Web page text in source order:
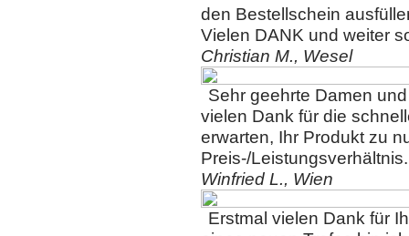
den Bestellschein
Vielen DANK und weiter
Christian M., Wesel
Sehr geehrte Damen
vielen Dank für die
erwarten, Ihr Produkt zu
Preis-/Leistungsverhältnis.
Winfried L., Wien
Erstmal vielen Dank für